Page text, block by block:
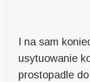
I na sam
usytuowanie
prostopadle